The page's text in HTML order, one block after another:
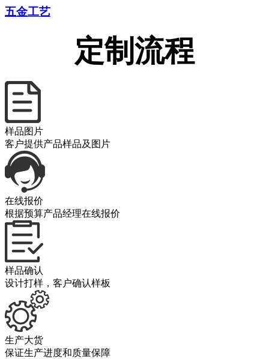
五金工艺
定制流程
样品图片
客户提供产品样品及图片
在线报价
根据预算产品经理在线报价
样品确认
设计打样，客户确认样板
生产大货
保证生产进度和质量保障